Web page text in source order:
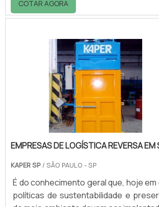
movimentadores de capital em
e erguidos novos prédios
comerciais ou residenciais, e, desta
quantidade de resíduos gerados
obras cresce proporcionalmente.
volume de resíduos gerados a
com o transporte.
COTAR AGORA
EMPRESAS DE LOGÍSTICA REVERSA EM
KAPER SP / SÃO PAULO - SP
É do conhecimento geral que, hoje em
políticas de sustentabilidade e